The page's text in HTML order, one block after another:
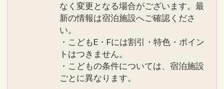
なく変更となる場合がございます。最
新の情報は宿泊施設へご確認くださ
い。
・こどもE・Fには割引・特色・ポイン
トはつきません。
・こどもの条件については、宿泊施設
ごとに異なります。